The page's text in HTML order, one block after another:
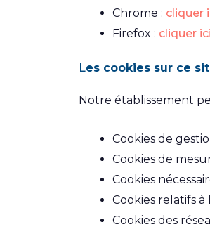
Chrome : cliquer
Firefox : cliquer ici
Les cookies sur ce
Notre établissement
Cookies de
Cookies de
Cookies
Cookies relatifs
Cookies des